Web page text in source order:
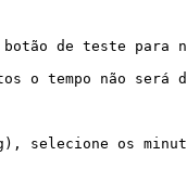
de teste para
o tempo não será
os